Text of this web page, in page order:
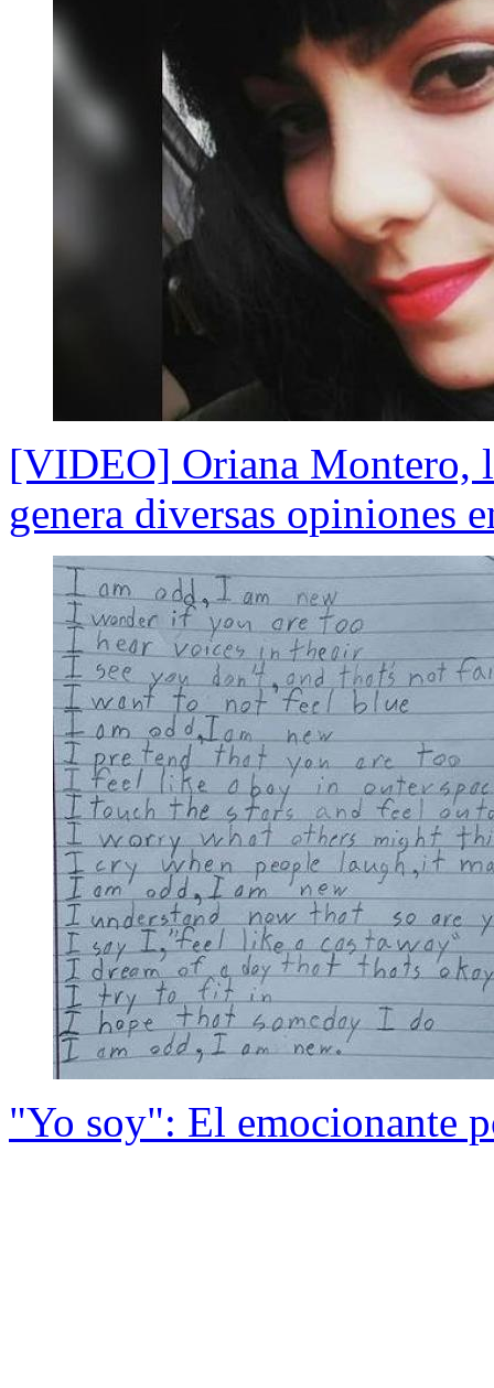
[VIDEO] Oriana Montero,
genera diversas opiniones
"Yo soy": El emocionante